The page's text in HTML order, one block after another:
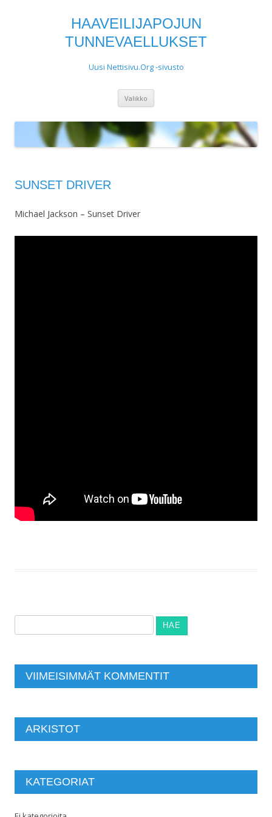
HAAVEILIJAPOJUN
TUNNEVAELLUKSET
Uusi Nettisivu.Org -sivusto
Valikko
SUNSET DRIVER
Michael Jackson – Sunset Driver
VIIMEISIMMÄT KOMMENTIT
ARKISTOT
KATEGORIAT